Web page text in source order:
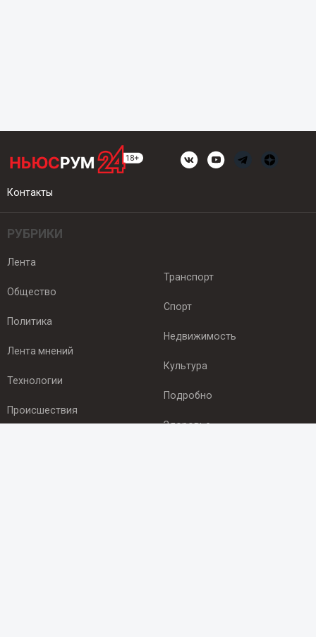
Контакты
РУБРИКИ
Лента
Общество
Политика
Лента мнений
Технологии
Происшествия
Транспорт
Спорт
Недвижимость
Культура
Подробно
Здоровье